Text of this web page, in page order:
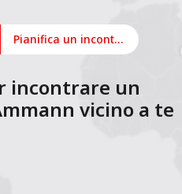
Pianifica un incontro online
incontrare un
vicino a te